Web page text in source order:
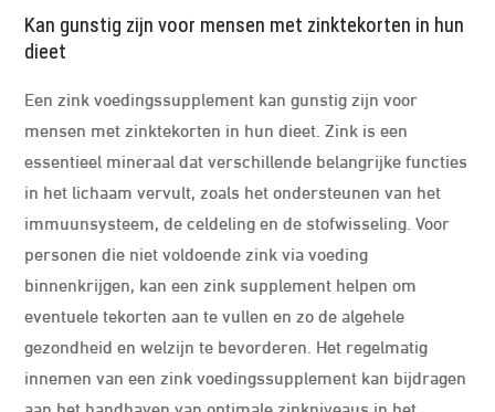
Kan gunstig zijn voor mensen met zinktekorten in hun
dieet
Een zink voedingssupplement kan gunstig zijn voor
mensen met zinktekorten in hun dieet. Zink is een
essentieel mineraal dat verschillende belangrijke functies
in het lichaam vervult, zoals het ondersteunen van het
immuunsysteem, de celdeling en de stofwisseling. Voor
personen die niet voldoende zink via voeding
binnenkrijgen, kan een zink supplement helpen om
eventuele tekorten aan te vullen en zo de algehele
gezondheid en welzijn te bevorderen. Het regelmatig
innemen van een zink voedingssupplement kan bijdragen